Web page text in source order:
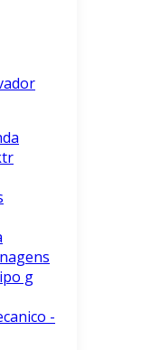
g
-